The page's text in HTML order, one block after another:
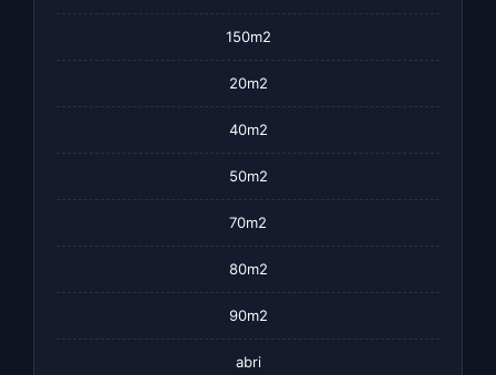
150m2
20m2
40m2
50m2
70m2
80m2
90m2
abri